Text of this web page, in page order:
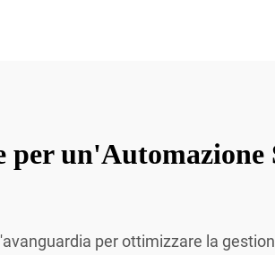
un'Automazione
per ottimizzare la